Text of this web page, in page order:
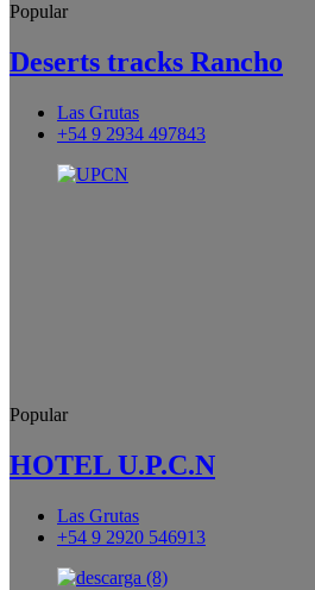
Popular
Deserts tracks Rancho
Las Grutas
+54 9 2934 497843
Popular
HOTEL U.P.C.N
Las Grutas
+54 9 2920 546913